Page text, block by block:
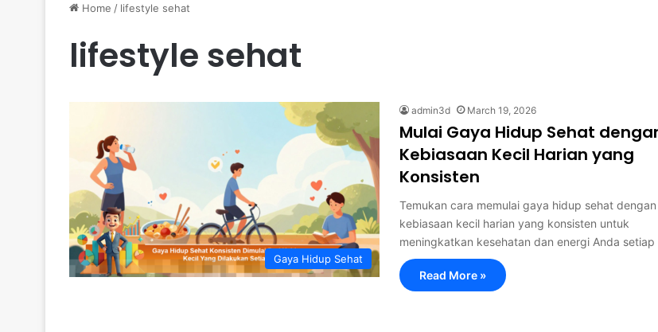
Home / lifestyle sehat
lifestyle sehat
Gaya Hidup Sehat
admin3d March 19, 2026
Mulai Gaya Hidup Sehat
Kebiasaan Kecil Harian yang
Konsisten
Temukan cara memulai gaya hidup sehat dengan
kebiasaan kecil harian yang konsisten untuk
meningkatkan kesehatan dan energi Anda
Read More »